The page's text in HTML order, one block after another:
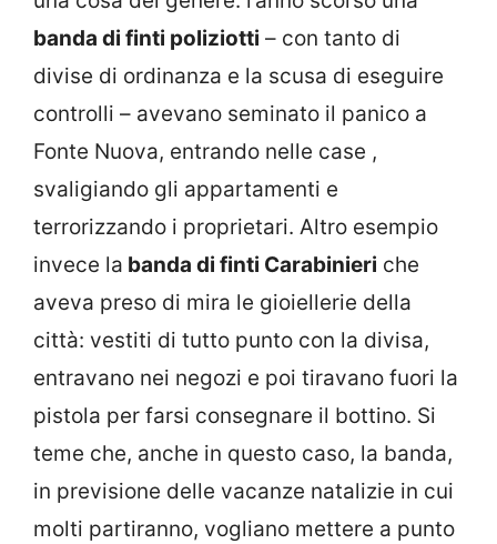
banda di finti poliziotti – con tanto di
divise di ordinanza e la scusa di eseguire
controlli – avevano seminato il panico a
Fonte Nuova, entrando nelle case ,
svaligiando gli appartamenti e
terrorizzando i proprietari. Altro esempio
invece la banda di finti Carabinieri che
aveva preso di mira le gioiellerie della
città: vestiti di tutto punto con la divisa,
entravano nei negozi e poi tiravano fuori la
pistola per farsi consegnare il bottino. Si
teme che, anche in questo caso, la banda,
in previsione delle vacanze natalizie in cui
molti partiranno, vogliano mettere a punto